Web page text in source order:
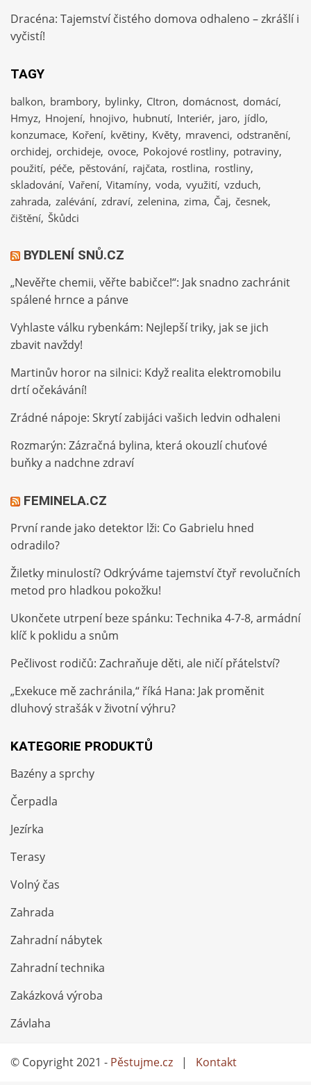
Dracéna: Tajemství čistého domova odhaleno – zkrášlí i
vyčistí!
TAGY
balkon brambory bylinky CItron domácnost domácí
Hmyz Hnojení hnojivo hubnutí Interiér jaro jídlo
konzumace Koření květiny Květy mravenci odstranění
orchidej orchideje ovoce Pokojové rostliny potraviny
použití péče pěstování rajčata rostlina rostliny
skladování Vaření Vitamíny voda využití vzduch
zahrada zalévání zdraví zelenina zima Čaj česnek
čištění Škůdci
BYDLENÍ SNŮ.CZ
„Nevěřte chemii, věřte babičce!“: Jak snadno zachránit
spálené hrnce a pánve
Vyhlaste válku rybenkám: Nejlepší triky, jak se jich
zbavit navždy!
Martinův horor na silnici: Když realita elektromobilu
drtí očekávání!
Zrádné nápoje: Skrytí zabijáci vašich ledvin odhaleni
Rozmarýn: Zázračná bylina, která okouzlí chuťové
buňky a nadchne zdraví
FEMINELA.CZ
První rande jako detektor lži: Co Gabrielu hned
odradilo?
Žiletky minulostí? Odkrýváme tajemství čtyř revolučních
metod pro hladkou pokožku!
Ukončete utrpení beze spánku: Technika 4-7-8, armádní
klíč k poklidu a snům
Pečlivost rodičů: Zachraňuje děti, ale ničí přátelství?
„Exekuce mě zachránila,“ říká Hana: Jak proměnit
dluhový strašák v životní výhru?
KATEGORIE PRODUKTŮ
Bazény a sprchy
Čerpadla
Jezírka
Terasy
Volný čas
Zahrada
Zahradní nábytek
Zahradní technika
Zakázková výroba
Závlaha
© Copyright 2021 - Pěstujme.cz | Kontakt